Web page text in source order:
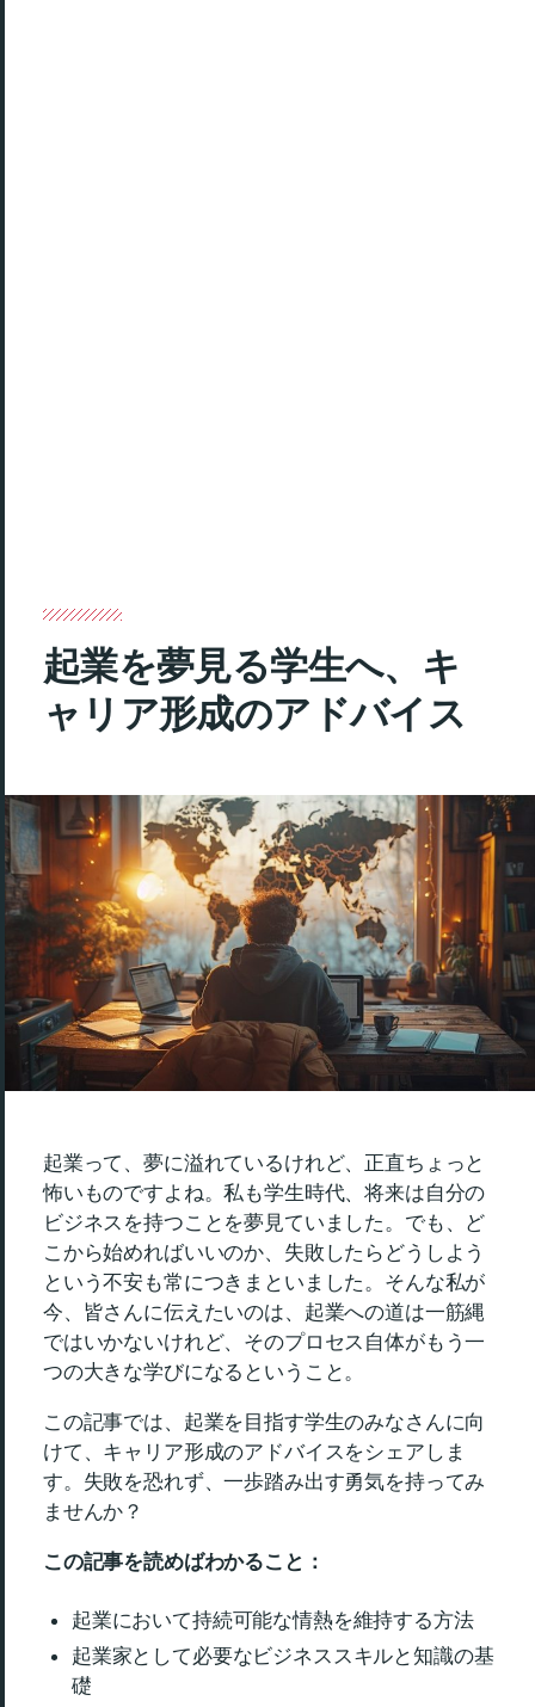
起業を夢見る学生へ、キ
ャリア形成のアドバイス
起業って、夢に溢れているけれど、正直ちょっと
怖いものですよね。私も学生時代、将来は自分の
ビジネスを持つことを夢見ていました。でも、ど
こから始めればいいのか、失敗したらどうしよう
という不安も常につきまといました。そんな私が
今、皆さんに伝えたいのは、起業への道は一筋縄
ではいかないけれど、そのプロセス自体がもう一
つの大きな学びになるということ。
この記事では、起業を目指す学生のみなさんに向
けて、キャリア形成のアドバイスをシェアしま
す。失敗を恐れず、一歩踏み出す勇気を持ってみ
ませんか？
この記事を読めばわかること：
起業において持続可能な情熱を維持する方法
起業家として必要なビジネススキルと知識の基
礎